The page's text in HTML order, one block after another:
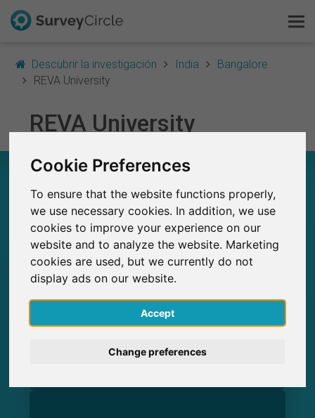
Cookie Preferences
To ensure that the website functions properly,
we use necessary cookies. In addition, we use
cookies to improve your experience on our
website and to analyze the website. Marketing
cookies are used, but we currently do not
display ads on our website.
Accept
Change preferences
Descubrir la investigación India
Bangalore
REVA University
REVA University
REVA UNIVERSITY – EN RESUMEN
0
Número total de estudios publicados en
SurveyCircle
0
Estudios actuales en SurveyCircle
0
SurveyCircle
0
Participaciones generadas en SurveyCircle
Explorar la investigación
FAQ
Regístrate gratis
Iniciar sesión
English
Deutsch